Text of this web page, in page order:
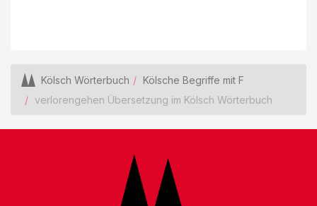
Kölsch Wörterbuch
Kölsche Begriffe mit F
verlorengehen Übersetzung im Kölsch Wörterbuch